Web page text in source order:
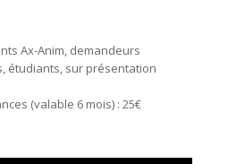
Ax-Anim, demandeurs
étudiants, sur présentation
(valable 6 mois) : 25€